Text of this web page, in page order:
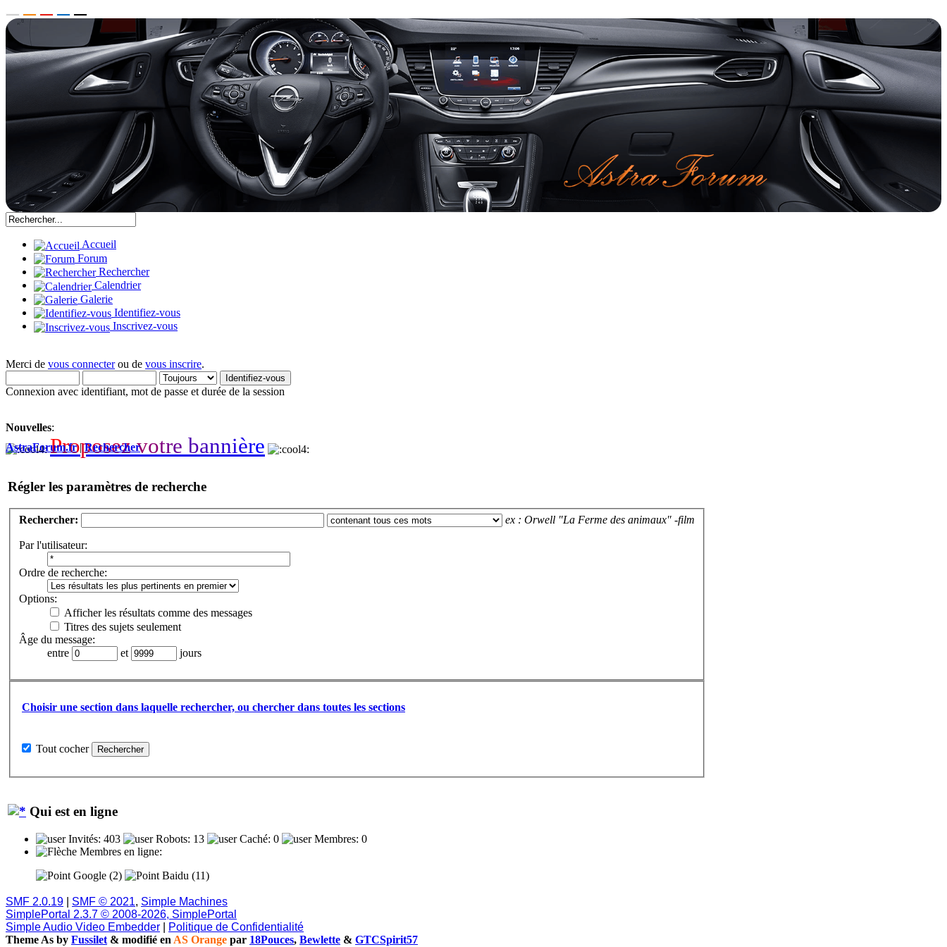
Accueil
Forum
Rechercher
Calendrier
Galerie
Identifiez-vous
Inscrivez-vous
Merci de vous connecterou de vous inscrire.
Connexion avec identifiant, mot de passe et durée de la session
Nouvelles:
Proposez votre bannière
AstraForum.fr|Rechercher
Régler les paramètres de recherche
Rechercher: ex : Orwell "La Ferme des animaux" -film
Par l'utilisateur:
Ordre de recherche:
Options:
Afficher les résultats comme des messages
Titres des sujets seulement
Âge du message:
entre
et jours
Choisir une section dans laquelle rechercher, ou chercher dans toutes les sections
Tout cocher
Qui est en ligne
Invités: 403 Robots: 13 Caché: 0
Membres: 0
Membres en ligne:
Google (2)
Baidu (11)
SMF 2.0.19 SMF © 2021, Simple Machines
SimplePortal 2.3.7 © 2008-2026, SimplePortal
Simple Audio Video Embedder
Politique de Confidentialité
Theme As by Fussilet & modifié en AS Orange par 18Pouces, Bewlette & GTCSpirit57